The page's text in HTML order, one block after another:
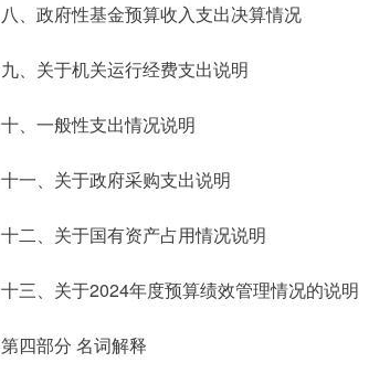
八、政府性基金预算收入支出决算情况
九、关于机关运行经费支出说明
十、一般性支出情况说明
十一、关于政府采购支出说明
十二、关于国有资产占用情况说明
十三、关于2024年度预算绩效管理情况的说明
第四部分 名词解释